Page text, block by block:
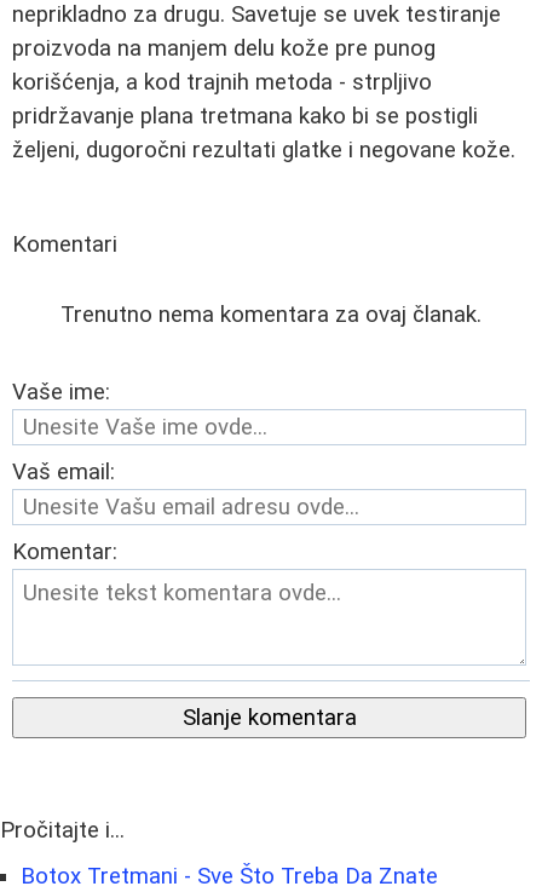
neprikladno za drugu. Savetuje se uvek testiranje
proizvoda na manjem delu kože pre punog
korišćenja, a kod trajnih metoda - strpljivo
pridržavanje plana tretmana kako bi se postigli
željeni, dugoročni rezultati glatke i negovane kože.
Komentari
Trenutno nema komentara za ovaj članak.
Vaše ime:
Vaš email:
Komentar:
Slanje komentara
Pročitajte i...
Botox Tretmani - Sve Što Treba Da Znate